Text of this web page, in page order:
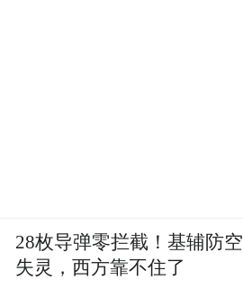
28枚导弹零拦截！基辅防空
失灵，西方靠不住了